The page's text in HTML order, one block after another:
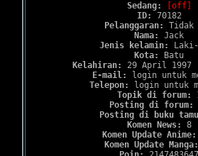
Sedang:
[off]
ID:
70182
Pelanggaran:
Tidak
Nama:
Jack
Jenis kelamin:
Kota:
Batu
Kelahiran:
29 April 1997
E-mail:
login untuk
Telepon:
login untuk
Topik di forum:
Posting di forum:
Posting di buku
Komen News:
8
Komen Update Anime:
Komen Update Manga: